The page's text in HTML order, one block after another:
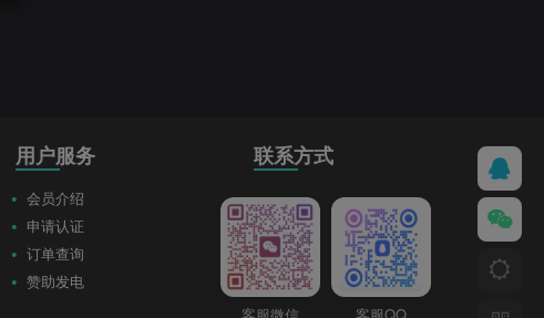
用户服务
会员介绍
申请认证
订单查询
赞助发电
联系方式
客服微信 客服QQ